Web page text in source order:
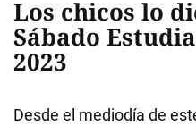
Los chicos lo
Sábado
2023
Desde el mediodía de